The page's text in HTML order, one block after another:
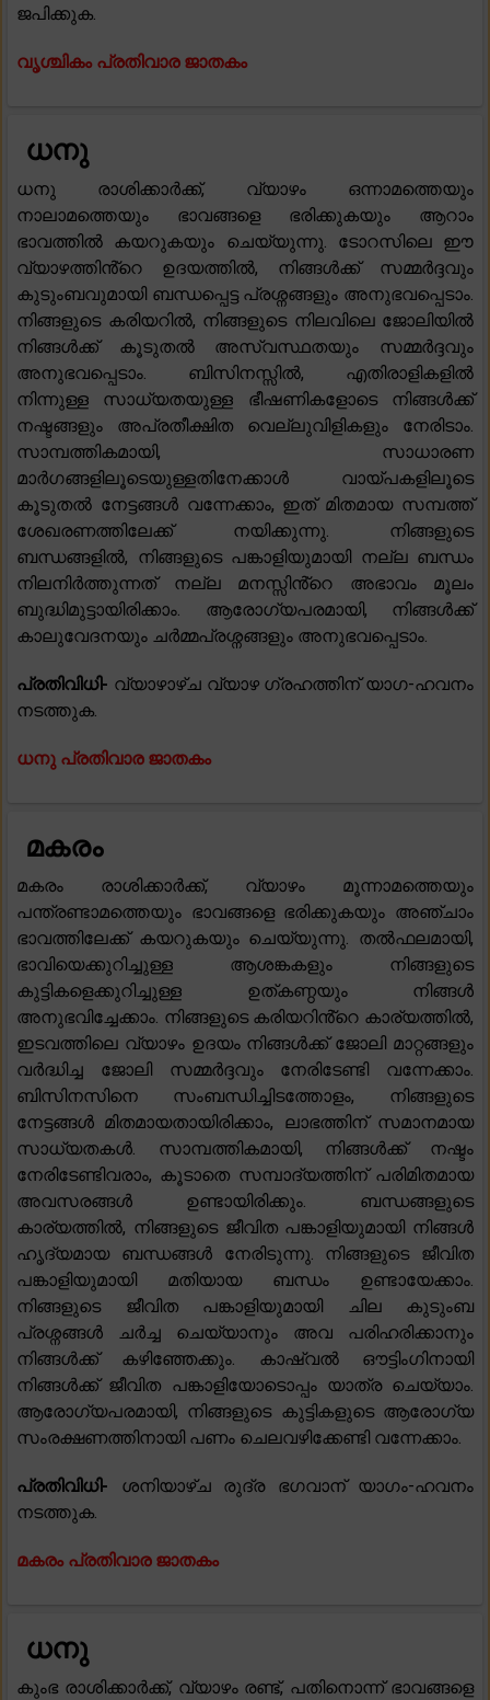
ജപിക്കുക.
വൃശ്ചികം പ്രതിവാര ജാതകം
ധനു
ധനു രാശിക്കാർക്ക്, വ്യാഴം ഒന്നാമത്തെയും
നാലാമത്തെയും ഭാവങ്ങളെ ഭരിക്കുകയും ആറാം
ഭാവത്തിൽ കയറുകയും ചെയ്യുന്നു. ടോറസിലെ ഈ
വ്യാഴത്തിൻ്റെ ഉദയത്തിൽ, നിങ്ങൾക്ക് സമ്മർദ്ദവും
കുടുംബവുമായി ബന്ധപ്പെട്ട പ്രശ്നങ്ങളും അനുഭവപ്പെടാം.
നിങ്ങളുടെ കരിയറിൽ, നിങ്ങളുടെ നിലവിലെ ജോലിയിൽ
നിങ്ങൾക്ക് കൂടുതൽ അസ്വസ്ഥതയും സമ്മർദ്ദവും
അനുഭവപ്പെടാം. ബിസിനസ്സിൽ, എതിരാളികളിൽ
നിന്നുള്ള സാധ്യതയുള്ള ഭീഷണികളോടെ നിങ്ങൾക്ക്
നഷ്ടങ്ങളും അപ്രതീക്ഷിത വെല്ലുവിളികളും നേരിടാം.
സാമ്പത്തികമായി, സാധാരണ
മാർഗങ്ങളിലൂടെയുള്ളതിനേക്കാൾ വായ്പകളിലൂടെ
കൂടുതൽ നേട്ടങ്ങൾ വന്നേക്കാം, ഇത് മിതമായ സമ്പത്ത്
ശേഖരണത്തിലേക്ക് നയിക്കുന്നു. നിങ്ങളുടെ
ബന്ധങ്ങളിൽ, നിങ്ങളുടെ പങ്കാളിയുമായി നല്ല ബന്ധം
നിലനിർത്തുന്നത് നല്ല മനസ്സിൻ്റെ അഭാവം മൂലം
ബുദ്ധിമുട്ടായിരിക്കാം. ആരോഗ്യപരമായി, നിങ്ങൾക്ക്
കാലുവേദനയും ചർമ്മപ്രശ്നങ്ങളും അനുഭവപ്പെടാം.
പ്രതിവിധി- വ്യാഴാഴ്ച വ്യാഴ ഗ്രഹത്തിന് യാഗ-ഹവനം
നടത്തുക.
ധനു പ്രതിവാര ജാതകം
മകരം
മകരം രാശിക്കാർക്ക്, വ്യാഴം മൂന്നാമത്തെയും
പന്ത്രണ്ടാമത്തെയും ഭാവങ്ങളെ ഭരിക്കുകയും അഞ്ചാം
ഭാവത്തിലേക്ക് കയറുകയും ചെയ്യുന്നു. തൽഫലമായി,
ഭാവിയെക്കുറിച്ചുള്ള ആശങ്കകളും നിങ്ങളുടെ
കുട്ടികളെക്കുറിച്ചുള്ള ഉത്കണ്ഠയും നിങ്ങൾ
അനുഭവിച്ചേക്കാം. നിങ്ങളുടെ കരിയറിൻ്റെ കാര്യത്തിൽ,
ഇടവത്തിലെ വ്യാഴം ഉദയം നിങ്ങൾക്ക് ജോലി മാറ്റങ്ങളും
വർദ്ധിച്ച ജോലി സമ്മർദ്ദവും നേരിടേണ്ടി വന്നേക്കാം.
ബിസിനസിനെ സംബന്ധിച്ചിടത്തോളം, നിങ്ങളുടെ
നേട്ടങ്ങൾ മിതമായതായിരിക്കാം, ലാഭത്തിന് സമാനമായ
സാധ്യതകൾ. സാമ്പത്തികമായി, നിങ്ങൾക്ക് നഷ്ടം
നേരിടേണ്ടിവരാം, കൂടാതെ സമ്പാദ്യത്തിന് പരിമിതമായ
അവസരങ്ങൾ ഉണ്ടായിരിക്കും. ബന്ധങ്ങളുടെ
കാര്യത്തിൽ, നിങ്ങളുടെ ജീവിത പങ്കാളിയുമായി നിങ്ങൾ
ഹൃദ്യമായ ബന്ധങ്ങൾ നേരിടുന്നു. നിങ്ങളുടെ ജീവിത
പങ്കാളിയുമായി മതിയായ ബന്ധം ഉണ്ടായേക്കാം.
നിങ്ങളുടെ ജീവിത പങ്കാളിയുമായി ചില കുടുംബ
പ്രശ്നങ്ങൾ ചർച്ച ചെയ്യാനും അവ പരിഹരിക്കാനും
നിങ്ങൾക്ക് കഴിഞ്ഞേക്കും. കാഷ്വൽ ഔട്ടിംഗിനായി
നിങ്ങൾക്ക് ജീവിത പങ്കാളിയോടൊപ്പം യാത്ര ചെയ്യാം.
ആരോഗ്യപരമായി, നിങ്ങളുടെ കുട്ടികളുടെ ആരോഗ്യ
സംരക്ഷണത്തിനായി പണം ചെലവഴിക്കേണ്ടി വന്നേക്കാം.
പ്രതിവിധി- ശനിയാഴ്ച രുദ്ര ഭഗവാന് യാഗം-ഹവനം
നടത്തുക.
മകരം പ്രതിവാര ജാതകം
ധനു
കുംഭ രാശിക്കാർക്ക്, വ്യാഴം രണ്ട്, പതിനൊന്ന് ഭാവങ്ങളെ